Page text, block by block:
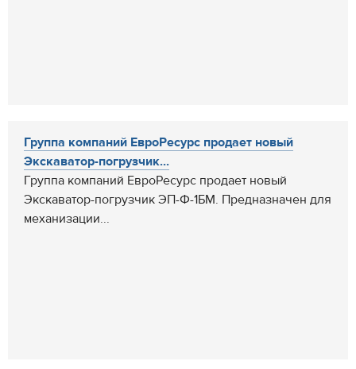
Группа компаний ЕвроРесурс продает новый
Экскаватор-погрузчик...
Группа компаний ЕвроРесурс продает новый
Экскаватор-погрузчик ЭП-Ф-1БМ. Предназначен для
механизации...